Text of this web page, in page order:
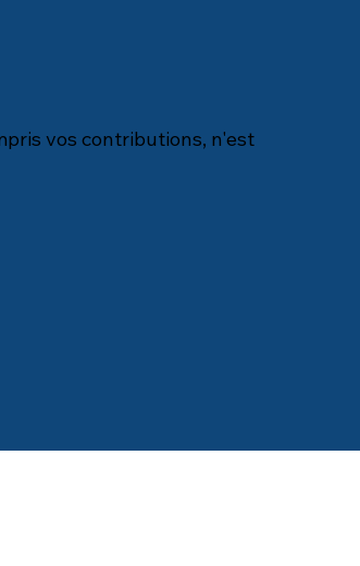
vos contributions, n'est